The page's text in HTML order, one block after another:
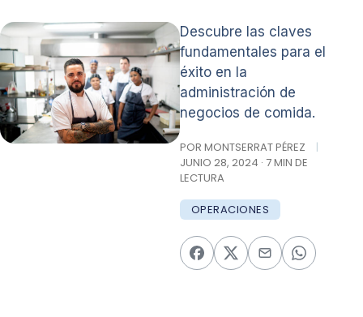
Descubre las claves
fundamentales para el
éxito en la
administración de
negocios de comida.
POR MONTSERRAT PÉREZ
|
JUNIO 28, 2024 · 7 MIN DE
LECTURA
OPERACIONES